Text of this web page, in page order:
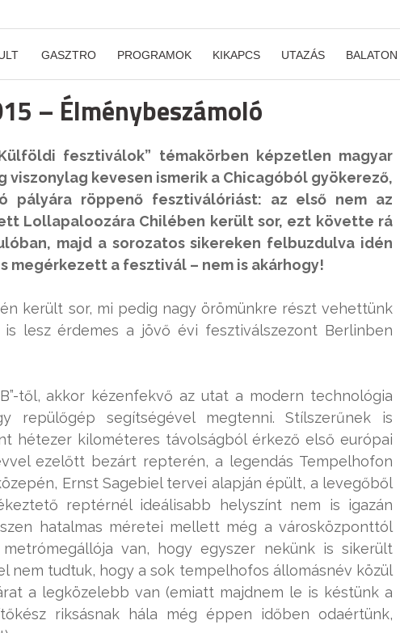
GASZTRO PROGRAMOK KIKAPCS UTAZÁS BALATON
– Élménybeszámoló
fesztiválok” témakörben képzetlen magyar
viszonylag kevesen ismerik a Chicagóból gyökerező,
pályára röppenő fesztiválóriást: az első nem az
Lollapaloozára Chilében került sor, ezt követte rá
majd a sorozatos sikereken felbuzdulva idén
megérkezett a fesztivál – nem is akárhogy!
került sor, mi pedig nagy örömünkre részt vehettünk
lesz érdemes a jövő évi fesztiválszezont Berlinben
től, akkor kézenfekvő az utat a modern technológia
repülőgép segítségével megtenni. Stílszerűnek is
hétezer kilométeres távolságból érkező első európai
ezelőtt bezárt repterén, a legendás Tempelhofon
Ernst Sagebiel tervei alapján épült, a levegőből
reptérnél ideálisabb helyszínt nem is igazán
hatalmas méretei mellett még a városközponttól
van, hogy egyszer nekünk is sikerült
nem tudtuk, hogy a sok tempelhofos állomásnév közül
a legközelebb van (emiatt majdnem le is késtünk a
riksásnak hála még éppen időben odaértünk,